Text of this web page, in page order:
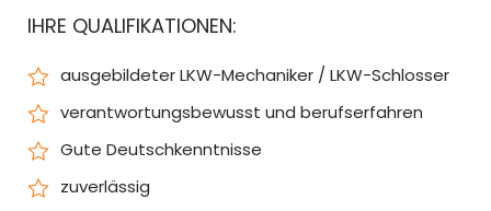
IHRE QUALIFIKATIONEN:
ausgebildeter LKW-Mechaniker / LKW-Schlosser
verantwortungsbewusst und berufserfahren
Gute Deutschkenntnisse
zuverlässig